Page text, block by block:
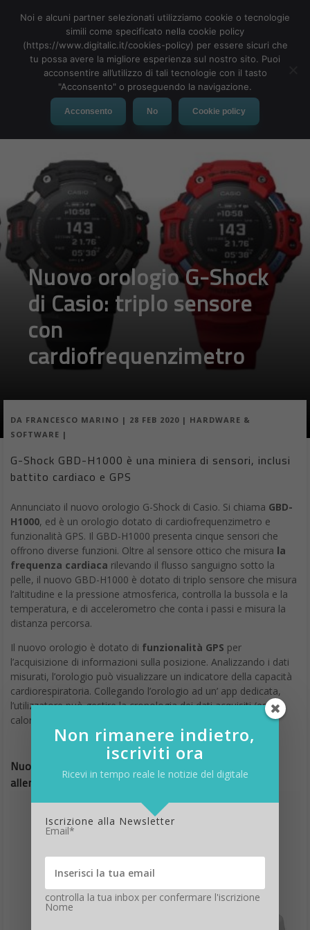
MENU
Nuovo orologio G-Shock
di Casio: triplo sensore
con
cardiofrequenzimetro
DA FRANCESCO MARINO | 28 FEB 2020 | HARDWARE &
SOFTWARE |
G-Shock GBD-H1000 è una miniera di sensori, inclusi
battito cardiaco e GPS
Annunciato il nuovo orologio G-Shock di Casio. Si chiama GBD-
H1000, ed è un orologio dotato di cardiofrequenzimetro e
funzionalità GPS. Il GBD-H1000 presenta cinque sensori che
offrono diverse funzioni. Oltre al sensore ottico che misura la
frequenza cardiaca rilevando il flusso sanguigno sotto la
pelle, il nuovo GBD-H1000 è dotato di triplo sensore che misura
l’altitudine e la pressione atmosferica, controlla la bussola e la
temperatura, e di accelerometro che conta i passi e misura la
distanza percorsa.
Il nuovo orologio è dotato di funzionalità GPS per
l’acquisizione di informazioni sulla posizione. Analizzando i dati
misurati, l’orologio può visualizzare un indicatore della capacità
cardiorespiratoria. Collegando l’orologio ad un’ app dedicata,
l’utilizzatore può gestire la cronologia dei dati acquisiti (es.
calorie bruciate e distanza percorsa).
Nuovo orologio G-Shock di Casio, pratico in
allenamento
Non rimanere indietro,
iscriviti ora
Ricevi in tempo reale le notizie del digitale
Iscrizione alla Newsletter
Email*
controlla la tua inbox per confermare l'iscrizione
Nome
Noi e alcuni partner selezionati utilizziamo cookie o tecnologie
simili come specificato nella cookie policy
(https://www.digitalic.it/cookies-policy) per essere sicuri che
tu possa avere la migliore esperienza sul nostro sito. Puoi
acconsentire all’utilizzo di tali tecnologie con il tasto
"Acconsento" o proseguendo la navigazione.
Acconsento No Cookie policy